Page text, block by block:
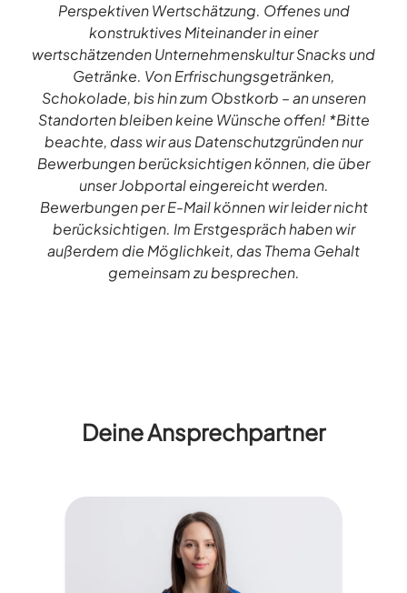
Perspektiven Wertschätzung. Offenes und
konstruktives Miteinander in einer
wertschätzenden Unternehmenskultur Snacks und
Getränke. Von Erfrischungsgetränken,
Schokolade, bis hin zum Obstkorb – an unseren
Standorten bleiben keine Wünsche offen! *Bitte
beachte, dass wir aus Datenschutzgründen nur
Bewerbungen berücksichtigen können, die über
unser Jobportal eingereicht werden.
Bewerbungen per E-Mail können wir leider nicht
berücksichtigen. Im Erstgespräch haben wir
außerdem die Möglichkeit, das Thema Gehalt
gemeinsam zu besprechen.
Deine Ansprechpartner